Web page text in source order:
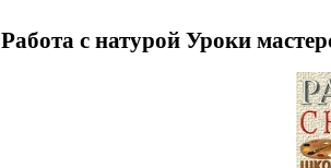
Работа с натурой Уроки